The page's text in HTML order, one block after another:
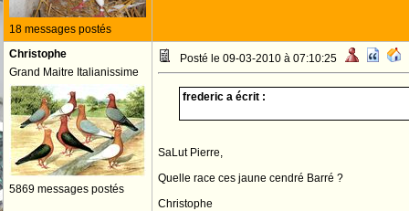
18 messages postés
Christophe
Grand Maitre Italianissime
5869 messages postés
Posté le 09-03-2010 à 07:10:25
frederic a écrit :
SaLut Pierre,
Quelle race ces jaune cendré Barré ?
Christophe